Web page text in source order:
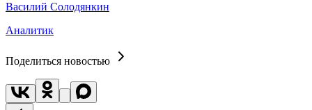
Василий Солодянкин
Аналитик
Поделиться новостью